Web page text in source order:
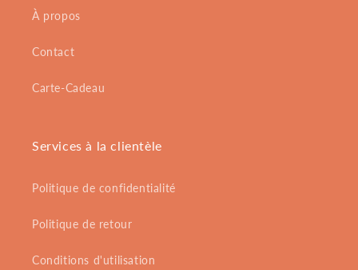
À propos
Contact
Carte-Cadeau
Services à la clientèle
Politique de confidentialité
Politique de retour
Conditions d'utilisation